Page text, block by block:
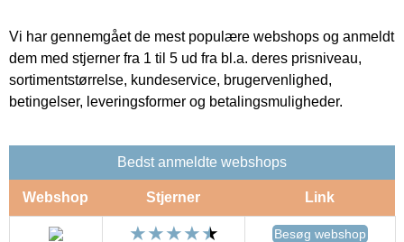
Vi har gennemgået de mest populære webshops og anmeldt
dem med stjerner fra 1 til 5 ud fra bl.a. deres prisniveau,
sortimentstørrelse, kundeservice, brugervenlighed,
betingelser, leveringsformer og betalingsmuligheder.
Bedst anmeldte webshops
Webshop Stjerner Link
Besøg webshop